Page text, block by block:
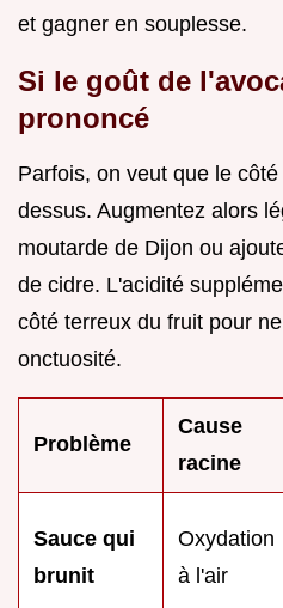
et gagner en souplesse.
Si le goût de
prononcé
Parfois, on veut que le
dessus. Augmentez alors
moutarde de Dijon ou
de cidre. L'acidité
côté terreux du fruit pour
onctuosité.
Problème
Cause
racine
Sauce qui
brunit
Oxydation
à l'air